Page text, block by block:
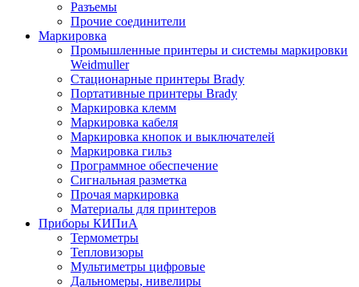
Разъемы
Прочие соединители
Маркировка
Промышленные принтеры и системы маркировки
Weidmuller
Стационарные принтеры Brady
Портативные принтеры Brady
Маркировка клемм
Маркировка кабеля
Маркировка кнопок и выключателей
Маркировка гильз
Программное обеспечение
Сигнальная разметка
Прочая маркировка
Материалы для принтеров
Приборы КИПиА
Термометры
Тепловизоры
Мультиметры цифровые
Дальномеры, нивелиры